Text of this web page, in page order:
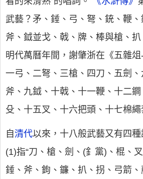
武藝？矛、錘、弓、弩、銃、鞭、
斧、鉞並戈、戟、牌、棒與槍、扒
明代萬曆年間，謝肇浙在《五雜俎
一弓、二弩、三槍、四刀、五劍
斧、九鉞、十戟、十一鞭、十二
殳、十五叉、十六把頭、十七棉
自 清代以來，十八般武藝又有四種
(1)指“刀、槍、劍、(釒黨)、棍、
錘、斧、鉤、鐮、扒、拐、弓箭、